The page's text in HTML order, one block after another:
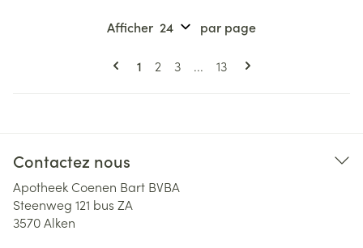
Vous lisez actuellement la page
1 Page
2 Page
3 ... Page
13
Afficher par page
Contactez nous
Apotheek Coenen Bart BVBA
Steenweg 121 bus ZA
3570Alken